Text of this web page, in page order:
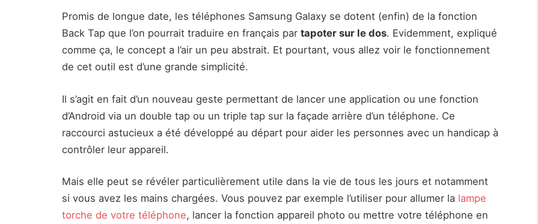
Promis de longue date, les téléphones Samsung Galaxy se dotent (enfin) de la fonction
Back Tap que l’on pourrait traduire en français par tapoter sur le dos. Evidemment, expliqué
comme ça, le concept a l’air un peu abstrait. Et pourtant, vous allez voir le fonctionnement
de cet outil est d’une grande simplicité.
Il s’agit en fait d’un nouveau geste permettant de lancer une application ou une fonction
d’Android via un double tap ou un triple tap sur la façade arrière d’un téléphone. Ce
raccourci astucieux a été développé au départ pour aider les personnes avec un handicap à
contrôler leur appareil.
Mais elle peut se révéler particulièrement utile dans la vie de tous les jours et notamment
si vous avez les mains chargées. Vous pouvez par exemple l’utiliser pour allumer la lampe
torche de votre téléphone, lancer la fonction appareil photo ou mettre votre téléphone en